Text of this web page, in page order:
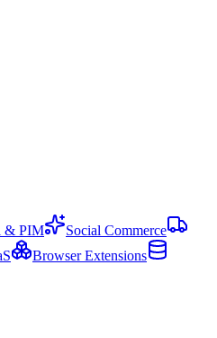
& PIM
Social Commerce
Browser Extensions